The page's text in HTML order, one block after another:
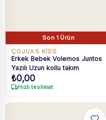
Son 1 Ürün
ÇOJUXS KİDS
Erkek Bebek Volemos Juntos
Yazılı Uzun kollu takım
₺0,00
Hızlı teslimat